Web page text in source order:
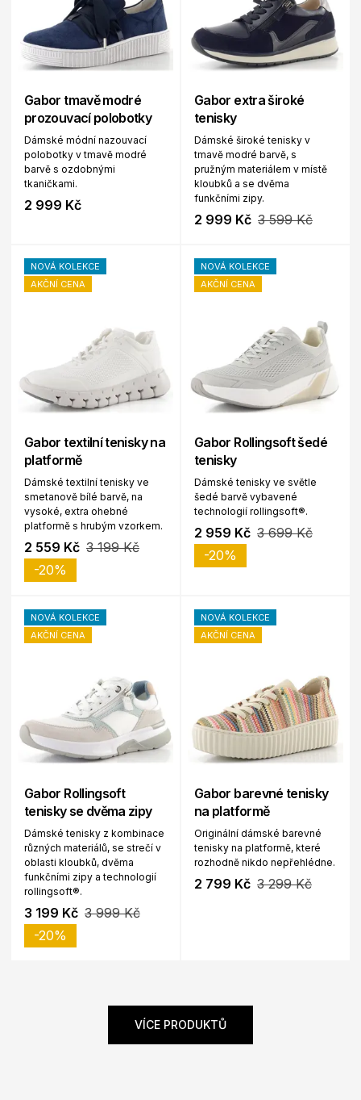
Gabor tmavě modré
prozouvací polobotky
Dámské módní nazouvací
polobotky v tmavě modré
barvě s ozdobnými
tkaničkami.
2 999 Kč
Gabor extra široké
tenisky
Dámské široké tenisky v
tmavě modré barvě, s
pružným materiálem v místě
kloubků a se dvěma
funkčními zipy.
2 999 Kč 3 599 Kč
NOVÁ KOLEKCE
AKČNÍ CENA
Gabor textilní tenisky na
platformě
Dámské textilní tenisky ve
smetanově bílé barvě, na
vysoké, extra ohebné
platformě s hrubým vzorkem.
2 559 Kč 3 199 Kč
-20%
NOVÁ KOLEKCE
AKČNÍ CENA
Gabor Rollingsoft šedé
tenisky
Dámské tenisky ve světle
šedé barvě vybavené
technologií rollingsoft®.
2 959 Kč 3 699 Kč
-20%
NOVÁ KOLEKCE
AKČNÍ CENA
Gabor Rollingsoft
tenisky se dvěma zipy
Dámské tenisky z kombinace
různých materiálů, se strečí v
oblasti kloubků, dvěma
funkčními zipy a technologií
rollingsoft®.
3 199 Kč 3 999 Kč
-20%
NOVÁ KOLEKCE
AKČNÍ CENA
Gabor barevné tenisky
na platformě
Originální dámské barevné
tenisky na platformě, které
rozhodně nikdo nepřehlédne.
2 799 Kč 3 299 Kč
VÍCE PRODUKTŮ